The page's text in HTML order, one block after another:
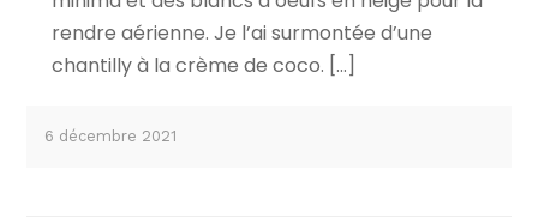
rendre aérienne. Je l’ai surmontée d’une
chantilly à la crème de coco. […]
6 décembre 2021